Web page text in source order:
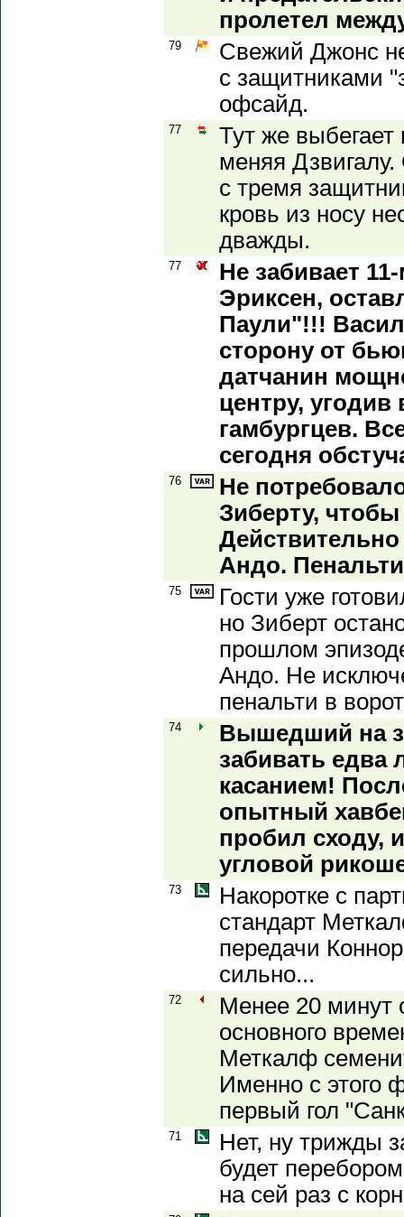
пролетел
79
Свежий Джонс
с защитниками
офсайд.
77
Тут же выбегает
меняя
с тремя
кровь из носу
дважды.
77
Не забивает
Эриксен,
Паули"!!!
сторону от
датчанин
центру, угодив
гамбургцев.
сегодня
76
Не
Зиберту, чтобы
Андо.
75
Гости уже
но Зиберт
прошлом
Андо. Не
пенальти в
74
Вышедший на
забивать едва
касанием!
опытный
пробил сходу,
угловой
73
Накоротке с
стандарт
передачи
сильно...
72
Менее 20 минут
основного
Меткалф
Именно с этого
первый гол
71
Нет, ну трижды
будет
на сей раз с